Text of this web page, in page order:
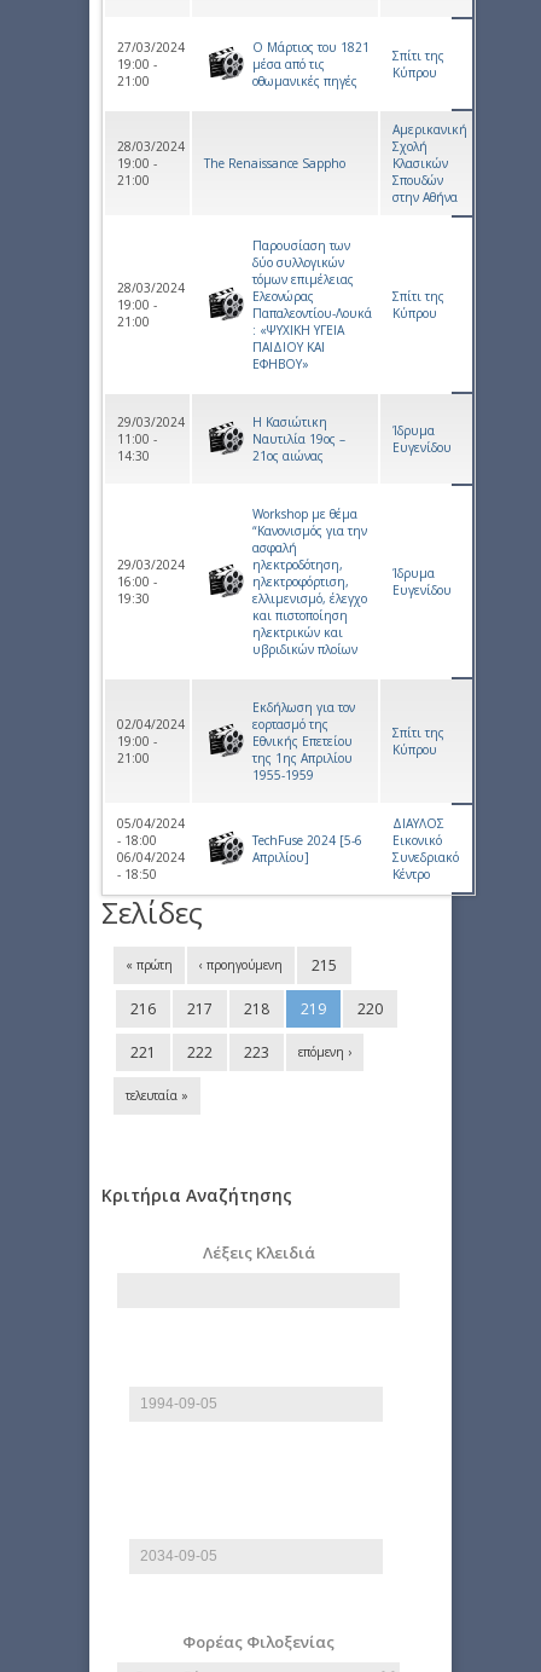
27/03/2024
19:00 -
21:00
Ο Μάρτιος του 1821
μέσα από τις
οθωμανικές πηγές
Σπίτι της
Κύπρου
28/03/2024
19:00 -
21:00
The Renaissance Sappho
Αμερικανική
Σχολή
Κλασικών
Σπουδών
στην Αθήνα
28/03/2024
19:00 -
21:00
Παρουσίαση των
δύο συλλογικών
τόμων επιμέλειας
Ελεονώρας
Παπαλεοντίου-Λουκά
: «ΨΥΧΙΚΗ ΥΓΕΙΑ
ΠΑΙΔΙΟΥ ΚΑΙ
ΕΦΗΒΟΥ»
Σπίτι της
Κύπρου
29/03/2024
11:00 -
14:30
Η Κασιώτικη
Ναυτιλία 19ος –
21ος αιώνας
Ίδρυμα
Ευγενίδου
29/03/2024
16:00 -
19:30
Workshop με θέμα
“Κανονισμός για την
ασφαλή
ηλεκτροδότηση,
ηλεκτροφόρτιση,
ελλιμενισμό, έλεγχο
και πιστοποίηση
ηλεκτρικών και
υβριδικών πλοίων
Ίδρυμα
Ευγενίδου
02/04/2024
19:00 -
21:00
Εκδήλωση για τον
εορτασμό της
Εθνικής Επετείου
της 1ης Απριλίου
1955-1959
Σπίτι της
Κύπρου
05/04/2024
- 18:00
06/04/2024
- 18:50
TechFuse 2024 [5-6
Aπριλίου]
ΔΙΑΥΛΟΣ
Εικονικό
Συνεδριακό
Κέντρο
Σελίδες
« πρώτη ‹ προηγούμενη 215
216 217 218 219 220
221 222 223 επόμενη ›
τελευταία »
Κριτήρια Αναζήτησης
Λέξεις Κλειδιά
Φορέας Φιλοξενίας